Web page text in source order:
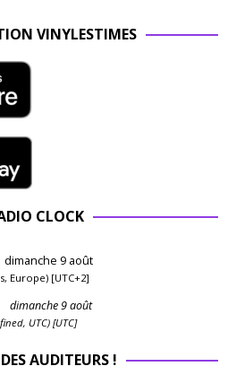
VINYLESTIMES
CLOCK
dimanche 9 août
Europe) [UTC+2]
dimanche 9 août
UTC) [UTC]
AUDITEURS !